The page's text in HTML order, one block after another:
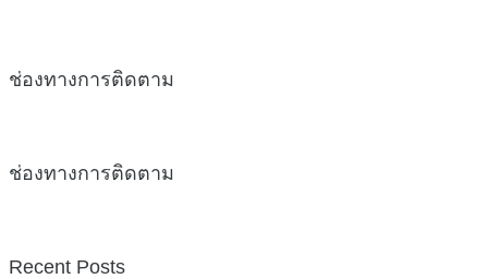
ช่องทางการติดตาม
ช่องทางการติดตาม
Recent Posts